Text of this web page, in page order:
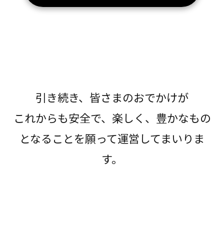
引き続き、皆さまのおでかけが
これからも安全で、楽しく、豊かなもの
となることを願って運営してまいりま
す。